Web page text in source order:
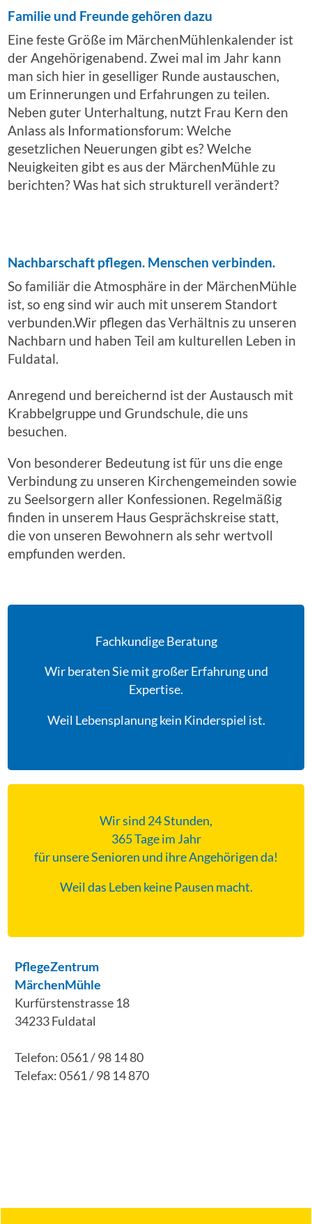
Familie und Freunde gehören dazu
Eine feste Größe im MärchenMühlenkalender ist
der Angehörigenabend. Zwei mal im Jahr kann
man sich hier in geselliger Runde austauschen,
um Erinnerungen und Erfahrungen zu teilen.
Neben guter Unterhaltung, nutzt Frau Kern den
Anlass als Informationsforum: Welche
gesetzlichen Neuerungen gibt es? Welche
Neuigkeiten gibt es aus der MärchenMühle zu
berichten? Was hat sich strukturell verändert?
Nachbarschaft pflegen. Menschen verbinden.
So familiär die Atmosphäre in der MärchenMühle
ist, so eng sind wir auch mit unserem Standort
verbunden.Wir pflegen das Verhältnis zu unseren
Nachbarn und haben Teil am kulturellen Leben in
Fuldatal.
Anregend und bereichernd ist der Austausch mit
Krabbelgruppe und Grundschule, die uns
besuchen.
Von besonderer Bedeutung ist für uns die enge
Verbindung zu unseren Kirchengemeinden sowie
zu Seelsorgern aller Konfessionen. Regelmäßig
finden in unserem Haus Gesprächskreise statt,
die von unseren Bewohnern als sehr wertvoll
empfunden werden.
Fachkundige Beratung
Wir beraten Sie mit großer Erfahrung und
Expertise.
Weil Lebensplanung kein Kinderspiel ist.
Wir sind 24 Stunden,
365 Tage im Jahr
für unsere Senioren und ihre Angehörigen da!
Weil das Leben keine Pausen macht.
PflegeZentrum
MärchenMühle
Kurfürstenstrasse 18
34233 Fuldatal
Telefon: 0561 / 98 14 80
Telefax: 0561 / 98 14 870